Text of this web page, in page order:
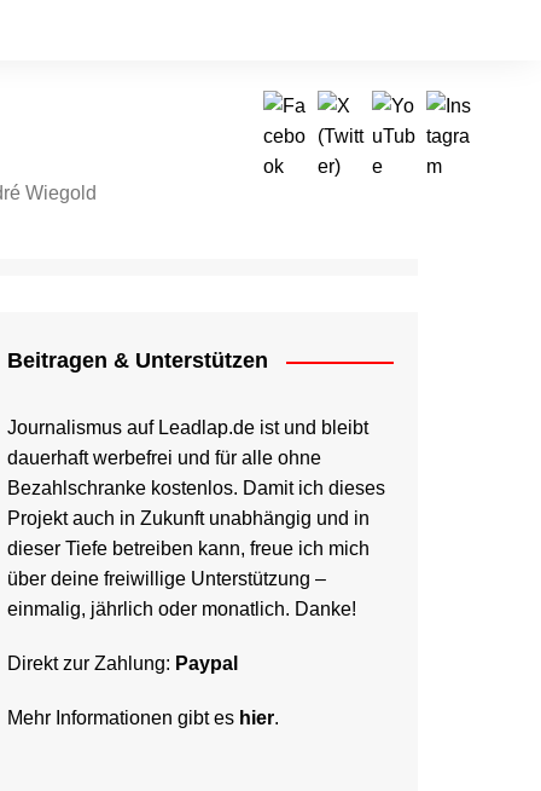
Wiegold
Beitragen & Unterstützen
Journalismus auf Leadlap.de ist und bleibt
dauerhaft werbefrei und für alle ohne
Bezahlschranke kostenlos. Damit ich dieses
Projekt auch in Zukunft unabhängig und in
dieser Tiefe betreiben kann, freue ich mich
über deine freiwillige Unterstützung –
einmalig, jährlich oder monatlich. Danke!
Direkt zur Zahlung: Paypal
Mehr Informationen gibt es hier.